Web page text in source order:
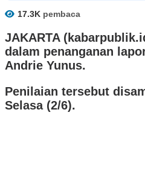
17.3K pembaca
JAKARTA
dalam penanganan
Andrie Yunus.
Penilaian tersebut
Selasa (2/6).